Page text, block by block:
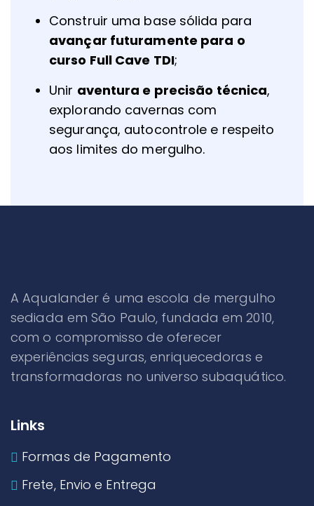
Construir uma base sólida para
avançar futuramente para o
curso Full Cave TDI;
Unir aventura e precisão técnica,
explorando cavernas com
segurança, autocontrole e respeito
aos limites do mergulho.
A Aqualander é uma escola de mergulho
sediada em São Paulo, fundada em 2010,
com o compromisso de oferecer
experiências seguras, enriquecedoras e
transformadoras no universo subaquático.
Links
Formas de Pagamento
Frete, Envio e Entrega